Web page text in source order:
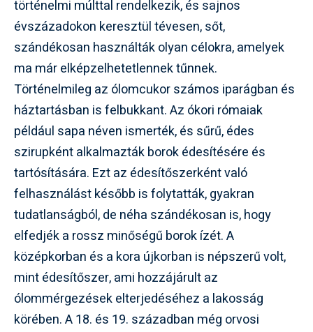
történelmi múlttal rendelkezik, és sajnos
évszázadokon keresztül tévesen, sőt,
szándékosan használták olyan célokra, amelyek
ma már elképzelhetetlennek tűnnek.
Történelmileg az ólomcukor számos iparágban és
háztartásban is felbukkant. Az ókori rómaiak
például sapa néven ismerték, és sűrű, édes
szirupként alkalmazták borok édesítésére és
tartósítására. Ezt az édesítőszerként való
felhasználást később is folytatták, gyakran
tudatlanságból, de néha szándékosan is, hogy
elfedjék a rossz minőségű borok ízét. A
középkorban és a kora újkorban is népszerű volt,
mint édesítőszer, ami hozzájárult az
ólommérgezések elterjedéséhez a lakosság
körében. A 18. és 19. században még orvosi